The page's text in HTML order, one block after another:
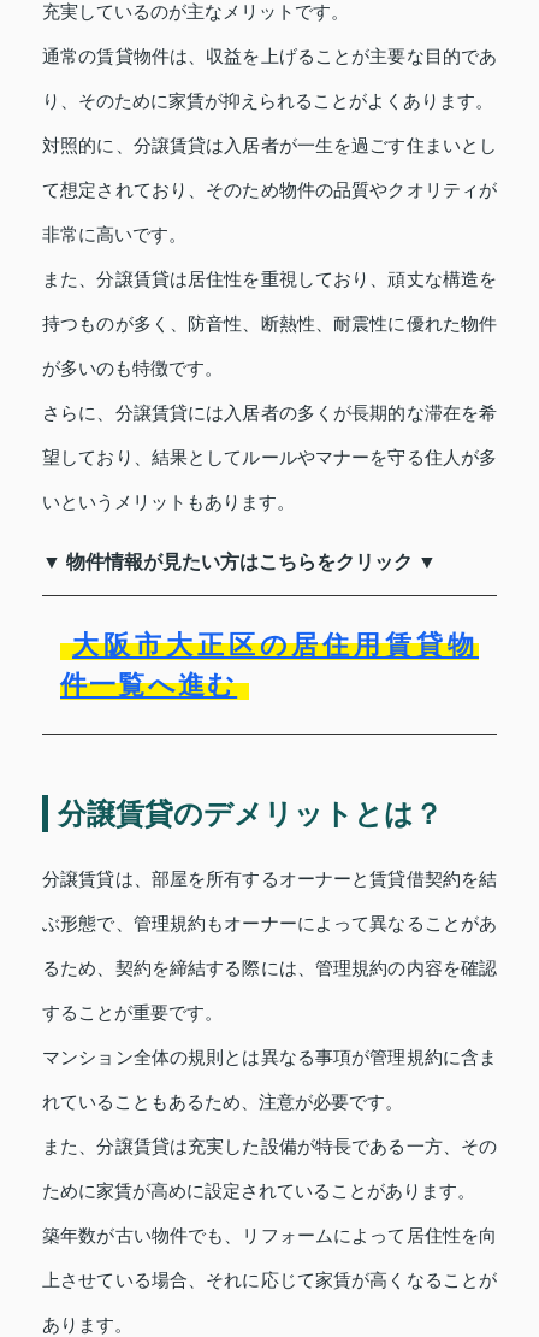
充実しているのが主なメリットです。
通常の賃貸物件は、収益を上げることが主要な目的であ
り、そのために家賃が抑えられることがよくあります。
対照的に、分譲賃貸は入居者が一生を過ごす住まいとし
て想定されており、そのため物件の品質やクオリティが
非常に高いです。
また、分譲賃貸は居住性を重視しており、頑丈な構造を
持つものが多く、防音性、断熱性、耐震性に優れた物件
が多いのも特徴です。
さらに、分譲賃貸には入居者の多くが長期的な滞在を希
望しており、結果としてルールやマナーを守る住人が多
いというメリットもあります。
▼ 物件情報が見たい方はこちらをクリック ▼
大阪市大正区の居住用賃貸物
件一覧へ進む
分譲賃貸のデメリットとは？
分譲賃貸は、部屋を所有するオーナーと賃貸借契約を結
ぶ形態で、管理規約もオーナーによって異なることがあ
るため、契約を締結する際には、管理規約の内容を確認
することが重要です。
マンション全体の規則とは異なる事項が管理規約に含ま
れていることもあるため、注意が必要です。
また、分譲賃貸は充実した設備が特長である一方、その
ために家賃が高めに設定されていることがあります。
築年数が古い物件でも、リフォームによって居住性を向
上させている場合、それに応じて家賃が高くなることが
あります。